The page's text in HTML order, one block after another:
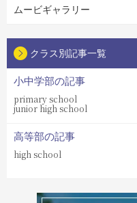
ムービギャラリー
クラス別記事一覧
小中学部の記事
primary school
junior high school
高等部の記事
high school